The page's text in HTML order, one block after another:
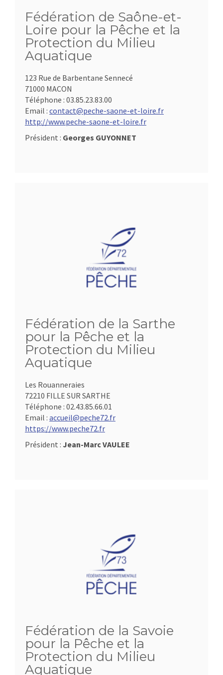
Fédération de Saône-et-
Loire pour la Pêche et la
Protection du Milieu
Aquatique
123 Rue de Barbentane Sennecé
71000 MACON
Téléphone : 03.85.23.83.00
Email : contact@peche-saone-et-loire.fr
http://www.peche-saone-et-loire.fr
Président : Georges GUYONNET
Fédération de la Sarthe
pour la Pêche et la
Protection du Milieu
Aquatique
Les Rouanneraies
72210 FILLE SUR SARTHE
Téléphone : 02.43.85.66.01
Email : accueil@peche72.fr
https://www.peche72.fr
Président : Jean-Marc VAULEE
Fédération de la Savoie
pour la Pêche et la
Protection du Milieu
Aquatique